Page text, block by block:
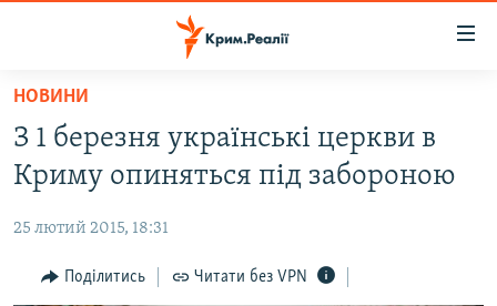
Перейти
основного
матеріалу
Перейти
до
навігації
НОВИНИ
ВОДА.КРИМ
ВІДЕО ТА ФОТО
ПОЛІТИКА
БЛОГИ
НОВИНИ
З 1 березня українські церкви в
Криму опиняться під забороною
25 лютий 2015, 18:31
Поділитись Читати без VPN